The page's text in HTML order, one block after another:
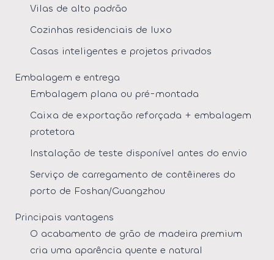
Vilas de alto padrão
Cozinhas residenciais de luxo
Casas inteligentes e projetos privados
Embalagem e entrega
Embalagem plana ou pré-montada
Caixa de exportação reforçada + embalagem
protetora
Instalação de teste disponível antes do envio
Serviço de carregamento de contêineres do
porto de Foshan/Guangzhou
Principais vantagens
O acabamento de grão de madeira premium
cria uma aparência quente e natural